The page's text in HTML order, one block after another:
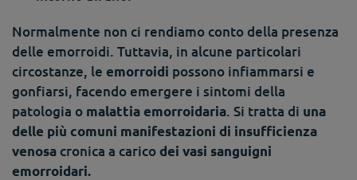
Normalmente non ci rendiamo conto della presenza
delle emorroidi. Tuttavia, in alcune particolari
circostanze, le emorroidi possono infiammarsi e
gonfiarsi, facendo emergere i sintomi della
patologia o malattia emorroidaria. Si tratta di una
delle più comuni manifestazioni di insufficienza
venosa cronica a caricodei vasi sanguigni
emorroidari.